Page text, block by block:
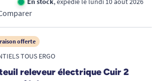
offerte
TOUS ERGO
releveur électrique Cuir 2